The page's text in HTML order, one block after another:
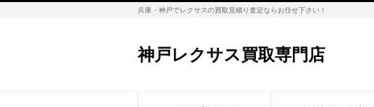
兵庫・神戸でレクサスの買取見積り査定ならお任せ下さい！
神戸レクサス買取専門店